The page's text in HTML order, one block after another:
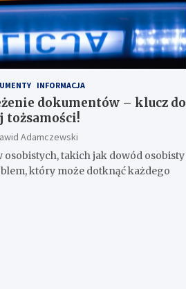
INFORMACJA
dokumentów – klucz do
tożsamości!
Adamczewski
takich jak dowód osobisty
który może dotknąć każdego